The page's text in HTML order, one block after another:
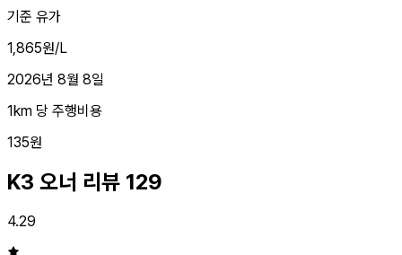
기준 유가
1,865원/L
2026년 8월 8일
1km 당 주행비용
135원
K3 오너 리뷰 129
4.29